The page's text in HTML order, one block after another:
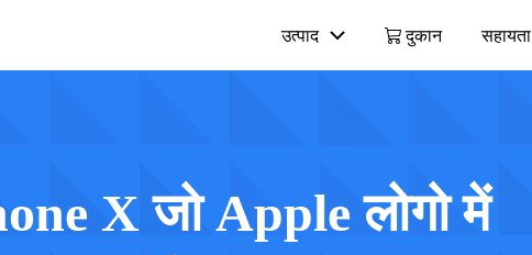
उत्पाद
अनलॉक करें >
अनलॉकर >
दुकान सहायता
X जो Apple लोगो में